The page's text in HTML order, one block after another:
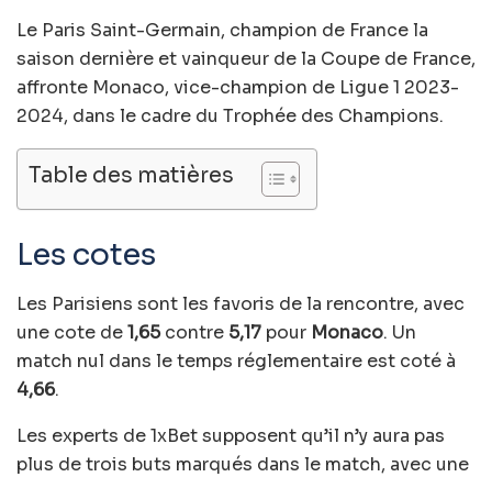
Le Paris Saint-Germain, champion de France la
saison dernière et vainqueur de la Coupe de France,
affronte Monaco, vice-champion de Ligue 1 2023-
2024, dans le cadre du Trophée des Champions.
Table des matières
Les cotes
Les Parisiens sont les favoris de la rencontre, avec
une cote de1,65contre 5,17 pour Monaco. Un
match nul dans le temps réglementaire est coté à
4,66.
Les experts de 1xBet supposent qu’il n’y aura pas
plus de trois buts marqués dans le match, avec une